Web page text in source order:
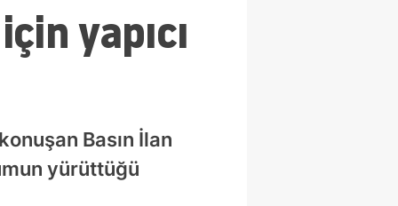
yapıcı
Basın İlan
yürüttüğü